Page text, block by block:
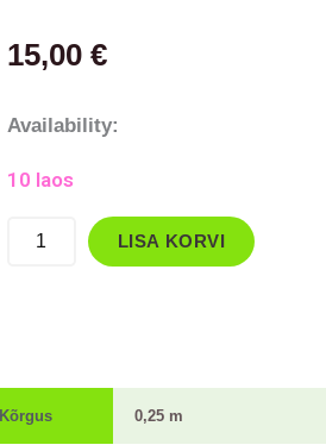
15,00 €
Availability:
10 laos
Kadakas,
Blue`
LISA KORVI
Kõrgus 0,25 m